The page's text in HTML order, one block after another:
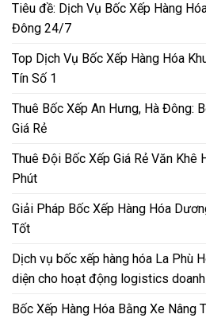
Tiêu đề: Dịch Vụ Bốc Xếp Hàng
Đông 24/7
Top Dịch Vụ Bốc Xếp Hàng Hóa
Tín Số 1
Thuê Bốc Xếp An Hưng, Hà Đông:
Giá Rẻ
Thuê Đội Bốc Xếp Giá Rẻ Văn Khê
Phút
Giải Pháp Bốc Xếp Hàng Hóa
Tốt
Dịch vụ bốc xếp hàng hóa La Phù
diện cho hoạt động logistics
Bốc Xếp Hàng Hóa Bằng Xe Nâng